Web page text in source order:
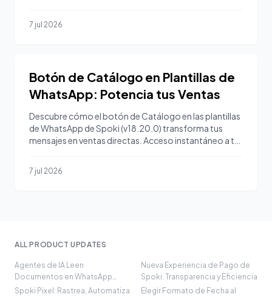
7 jul 2026
Botón de Catálogo en Plantillas de
WhatsApp: Potencia tus Ventas
Descubre cómo el botón de Catálogo en las plantillas
de WhatsApp de Spoki (v18.20.0) transforma tus
mensajes en ventas directas. Acceso instantáneo a tu
7 jul 2026
ALL PRODUCT UPDATES
Agentes de IA Leen
Documentos en WhatsApp
(v19.3.0) | Spoki
Nueva Experiencia de Pago de
Spoki: Transparencia y Eficiencia
Spoki Pixel: Rastrea, Automatiza
Elegir Formato de Fecha al